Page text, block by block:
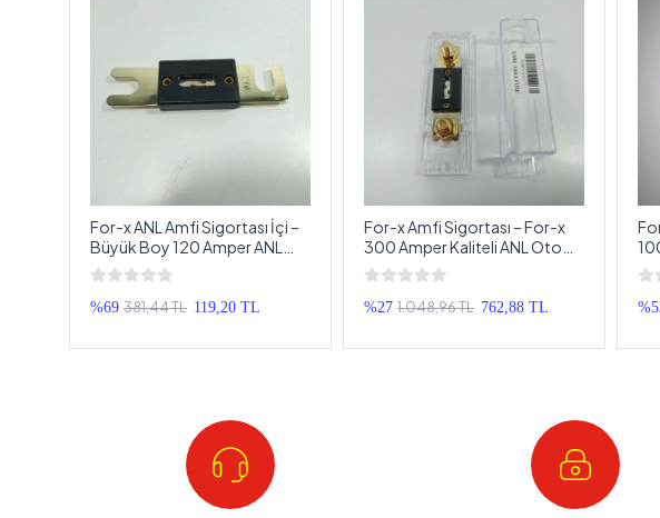
For-x ANL Amfi Sigortası İçi –
Büyük Boy 120 Amper ANL
Sigorta – Anfi Sigortası
%69 381,44 TL 119,20 TL
For-x Amfi Sigortası – For-x
300 Amper Kaliteli ANL Oto
Anfi Sigortası
%27 1.048,96 TL 762,88 TL